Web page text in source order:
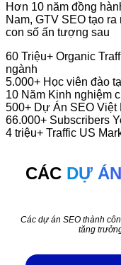
Hơn 10 năm đồng
Nam, GTV SEO tạo
con số ấn tượng sau
60 Triệu+ Organic
ngành
5.000+ Học viên đào
10 Năm Kinh nghiệm
500+ Dự Án SEO Việt
66.000+ Subscribers
4 triệu+ Traffic US
CÁC DỰ
Các dự án SEO thành
tăng